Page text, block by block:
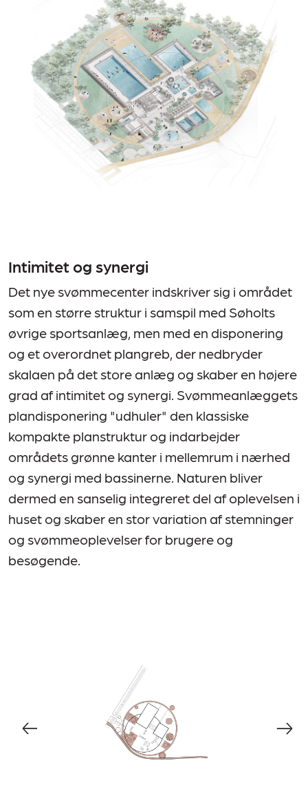
Intimitet og synergi
Det nye svømmecenter indskriver sig i området
som en større struktur i samspil med Søholts
øvrige sportsanlæg, men med en disponering
og et overordnet plangreb, der nedbryder
skalaen på det store anlæg og skaber en højere
grad af intimitet og synergi. Svømmeanlæggets
plandisponering "udhuler" den klassiske
kompakte planstruktur og indarbejder
områdets grønne kanter i mellemrum i nærhed
og synergi med bassinerne. Naturen bliver
dermed en sanselig integreret del af oplevelsen i
huset og skaber en stor variation af stemninger
og svømmeoplevelser for brugere og
besøgende.